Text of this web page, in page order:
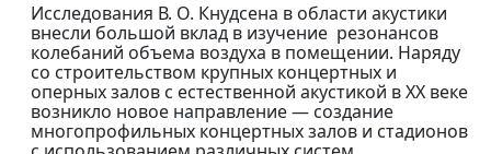
Исследования В. О. Кнудсена в области акустики
внесли большой вклад в изучение резонансов
колебаний объема воздуха в помещении. Наряду
со строительством крупных концертных и
оперных залов с естественной акустикой в XX веке
возникло новое направление — создание
многопрофильных концертных залов и стадионов